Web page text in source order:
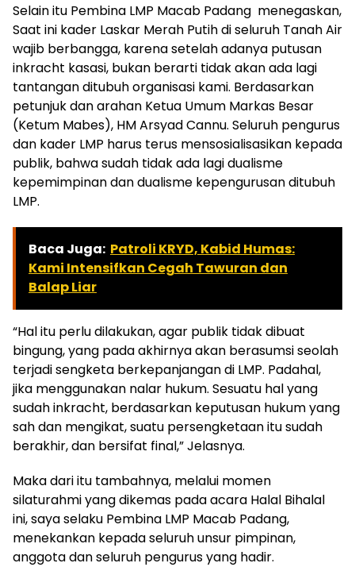
Selain itu Pembina LMP Macab Padang menegaskan,
Saat ini kader Laskar Merah Putih di seluruh Tanah Air
wajib berbangga, karena setelah adanya putusan
inkracht kasasi, bukan berarti tidak akan ada lagi
tantangan ditubuh organisasi kami. Berdasarkan
petunjuk dan arahan Ketua Umum Markas Besar
(Ketum Mabes), HM Arsyad Cannu. Seluruh pengurus
dan kader LMP harus terus mensosialisasikan kepada
publik, bahwa sudah tidak ada lagi dualisme
kepemimpinan dan dualisme kepengurusan ditubuh
LMP.
Baca Juga: Patroli KRYD, Kabid Humas:
Kami Intensifkan Cegah Tawuran dan
Balap Liar
“Hal itu perlu dilakukan, agar publik tidak dibuat
bingung, yang pada akhirnya akan berasumsi seolah
terjadi sengketa berkepanjangan di LMP. Padahal,
jika menggunakan nalar hukum. Sesuatu hal yang
sudah inkracht, berdasarkan keputusan hukum yang
sah dan mengikat, suatu persengketaan itu sudah
berakhir, dan bersifat final,” Jelasnya.
Maka dari itu tambahnya, melalui momen
silaturahmi yang dikemas pada acara Halal Bihalal
ini, saya selaku Pembina LMP Macab Padang,
menekankan kepada seluruh unsur pimpinan,
anggota dan seluruh pengurus yang hadir.